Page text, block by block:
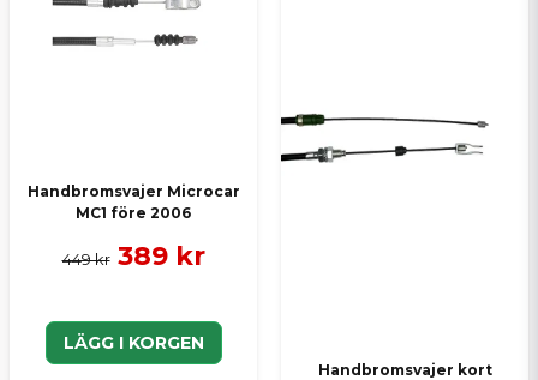
Handbromsvajer Microcar
MC1 före 2006
449 kr 389 kr
LÄGG I KORGEN
Handbromsvajer kort